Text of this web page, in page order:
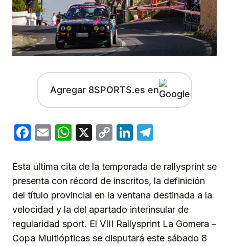
Agregar 8SPORTS.es en
Facebook
EmailWhatsApp
X
CopyLinkedIn
Esta última cita de la temporada de rallysprint se
presenta con récord de inscritos, la definición
del título provincial en la ventana destinada a la
velocidad y la del apartado interinsular de
regularidad sport. El VIII Rallysprint La Gomera –
Copa Multiópticas se disputará este sábado 8